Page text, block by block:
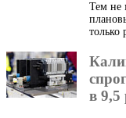
Тем не
только
в 9,5